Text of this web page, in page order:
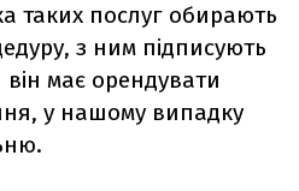
таких послуг обирають
з ним підписують
він має орендувати
у нашому випадку